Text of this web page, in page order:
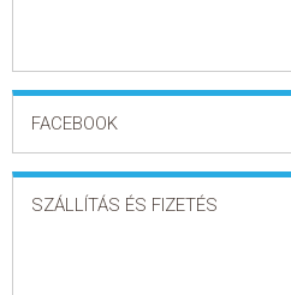
FACEBOOK
SZÁLLÍTÁS ÉS FIZETÉS